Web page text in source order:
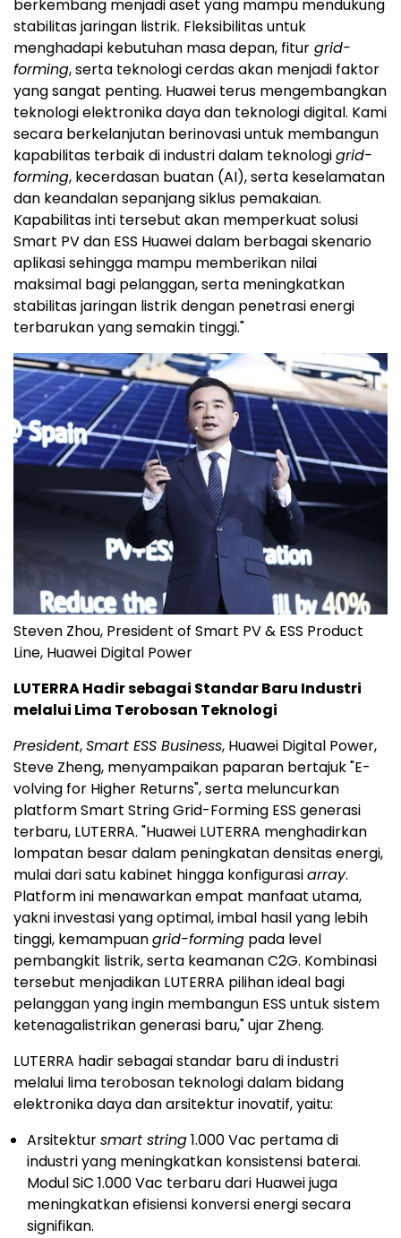
berkembang menjadi aset yang mampu mendukung
stabilitas jaringan listrik. Fleksibilitas untuk
menghadapi kebutuhan masa depan, fitur grid-
forming, serta teknologi cerdas akan menjadi faktor
yang sangat penting. Huawei terus mengembangkan
teknologi elektronika daya dan teknologi digital. Kami
secara berkelanjutan berinovasi untuk membangun
kapabilitas terbaik di industri dalam teknologigrid-
forming, kecerdasan buatan (AI), serta keselamatan
dan keandalan sepanjang siklus pemakaian.
Kapabilitas inti tersebut akan memperkuat solusi
Smart PV dan ESS Huawei dalam berbagai skenario
aplikasi sehingga mampu memberikan nilai
maksimal bagi pelanggan, serta meningkatkan
stabilitas jaringan listrik dengan penetrasi energi
terbarukan yang semakin tinggi."
Steven Zhou, President of Smart PV & ESS Product
Line, Huawei Digital Power
LUTERRA Hadir sebagai Standar Baru Industri
melalui Lima Terobosan Teknologi
President,Smart ESS Business, Huawei Digital Power,
Steve Zheng, menyampaikan paparan bertajuk "E-
volving for Higher Returns", serta meluncurkan
platform Smart String Grid-Forming ESS generasi
terbaru, LUTERRA. "Huawei LUTERRA menghadirkan
lompatan besar dalam peningkatan densitas energi,
mulai dari satu kabinet hingga konfigurasiarray.
Platform ini menawarkan empat manfaat utama,
yakni investasi yang optimal, imbal hasil yang lebih
tinggi, kemampuangrid-forming pada level
pembangkit listrik, serta keamanan C2G. Kombinasi
tersebut menjadikan LUTERRA pilihan ideal bagi
pelanggan yang ingin membangun ESS untuk sistem
ketenagalistrikan generasi baru," ujar Zheng.
LUTERRA hadir sebagai standar baru di industri
melalui lima terobosan teknologi dalam bidang
elektronika daya dan arsitektur inovatif, yaitu:
Arsitektursmart string1.000 Vac pertama di
industri yang meningkatkan konsistensi baterai.
Modul SiC 1.000 Vac terbaru dari Huawei juga
meningkatkan efisiensi konversi energi secara
signifikan.